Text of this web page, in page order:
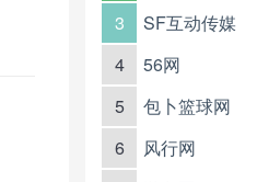
3 SF互动传媒
4 56网
5 包卜篮球网
6 风行网